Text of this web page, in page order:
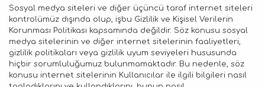
Sosyal medya siteleri ve diğer üçüncü taraf internet siteleri
kontrolümüz dışında olup, işbu Gizlilik ve Kişisel Verilerin
Korunması Politikası kapsamında değildir. Söz konusu sosyal
medya sitelerinin ve diğer internet sitelerinin faaliyetleri,
gizlilik politikaları veya gizlilik uyum seviyeleri hususunda
hiçbir sorumluluğumuz bulunmamaktadır. Bu nedenle, söz
konusu internet sitelerinin Kullanıcılar ile ilgili bilgileri nasıl